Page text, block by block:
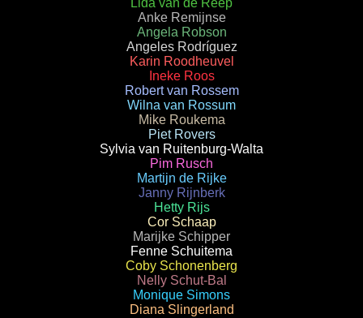
Anke Remijnse
Angela Robson
Angeles Rodríguez
Karin Roodheuvel
Ineke Roos
Robert van Rossem
Wilna van Rossum
Mike Roukema
Piet Rovers
Sylvia van Ruitenburg-Walta
Pim Rusch
Martijn de Rijke
Janny Rijnberk
Hetty Rijs
Cor Schaap
Marijke Schipper
Fenne Schuitema
Coby Schonenberg
Nelly Schut-Bal
Monique Simons
Diana Slingerland